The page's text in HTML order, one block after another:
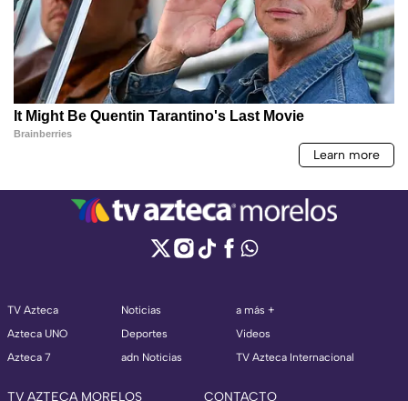
TV Azteca
Azteca UNO
Azteca 7
Noticias
Deportes
adn Noticias
a más +
Videos
TV Azteca Internacional
TV AZTECA MORELOS CONTACTO